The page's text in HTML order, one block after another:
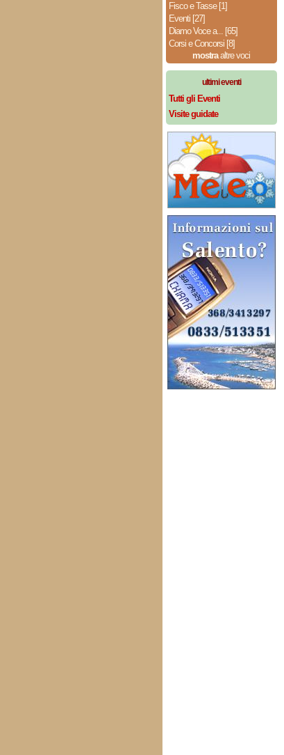
Fisco e Tasse [1]
Eventi [27]
Diamo Voce a... [65]
Corsi e Concorsi [8]
mostraaltre voci
ultimi eventi
Tutti gli Eventi
Visite guidate